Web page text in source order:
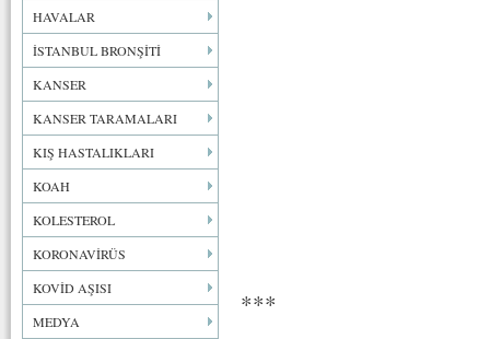
HAVALAR
İSTANBUL BRONŞİTİ
KANSER
KANSER TARAMALARI
KIŞ HASTALIKLARI
KOAH
KOLESTEROL
KORONAVİRÜS
KOVİD AŞISI
MEDYA
***